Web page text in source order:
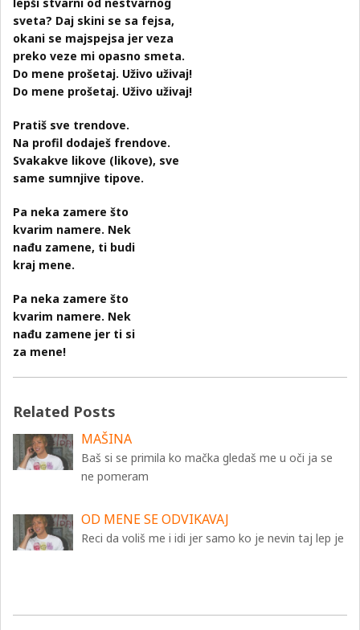
sveta? Daj skini se sa fejsa,
okani se majspejsa jer veza
preko veze mi opasno smeta.
Do mene prošetaj. Uživo uživaj!
Do mene prošetaj. Uživo uživaj!
Pratiš sve trendove.
Na profil dodaješ frendove.
Svakakve likove (likove), sve
same sumnjive tipove.
Pa neka zamere što
kvarim namere. Nek
nađu zamene, ti budi
kraj mene.
Pa neka zamere što
kvarim namere. Nek
nađu zamene jer ti si
za mene!
Related Posts
MAŠINA
Baš si se primila ko mačka gledaš me u oči ja se
ne pomeram
OD MENE SE ODVIKAVAJ
Reci da voliš me i idi jer samo ko je nevin taj lep je